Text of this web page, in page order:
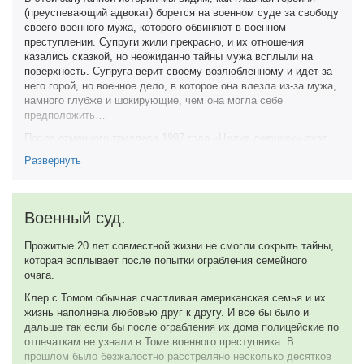
слезы» главного героя – талантливый же парень! – и
рассуждения на тему «как обмануть детектор лжи» – не ново,
согласен, но любопытно. Но всё это мелочи на фоне двух
стандартных вопросов, возникающих с неотвратимостью
дембеля: что забыла американская армия в очередном
Сальвадоре и почему «не далее как вчера вечером» (с)
убежденные в своей правоте брутальные парни так не хотят
отстаивать свои убеждения здесь и сейчас? Что изменилось?
3 из 10
19 февраля 2026
непобедимую команду героев. Концовка в целом логичная и
закономерная, так как были к этому предпосылки и намеки,
которые по чуть чуть выдавал режиссер и кусочки которого
соединились в самом конце образуя цельную картину.
Отличная история тем кто хочет отпустить руки и сдастся.
Превосходная политическая и военная картина, которую
рекомендую к просмотру.
(преуспевающий адвокат) борется на военном суде за свободу
своего военного мужа, которого обвиняют в военном
преступлении. Супруги жили прекрасно, и их отношения
казались сказкой, но неожиданно тайны мужа всплыли на
поверхность. Супруга верит своему возлюбленному и идет за
него горой, но военное дело, в которое она влезла из-за мужа,
намного глубже и шокирующие, чем она могла себе
предположить…
После отменного триллера 1997 года «Целуя девушек» дуэт
запомнился. Спустя пять лет в 2002 году выходит новый
сюжета, это кино уже сразу притягивает к себе внимание, ведь
дуэт актеров приятный, жанр запутанный триллер, бюджет
неплохой.
Это кино медленно погружает зрителя в свой туману историю
со «скелетами в шкафу». В данной истории много тайн,
которые вертятся возле главной тайны, и пытаешь все время
понять, виновен супруг главной героини или нет. Эшли Джадд
играет сильную, уверенную в себе женщину. Ей такие роли
хороши идут, и все внимания в этой картине исключительно на
ней. Триллер получился чисто американским, снятым в
стандартной атмосфере этого жанра с парочкой,
Развернуть
Военный суд.
Прожитые 20 лет совместной жизни не смогли сокрыть тайны,
которая всплывает после попытки ограбления семейного
очага.
Клер с Томом обычная счастливая американская семья и их
жизнь наполнена любовью друг к другу. И все бы было и
дальше так если бы после ограбления их дома полицейские по
отпечаткам не узнали в Томе военного преступника. В
прошлом было безжалостно расстреляно несколько десятков